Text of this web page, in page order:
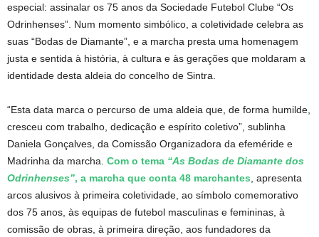
especial: assinalar os 75 anos da Sociedade Futebol Clube “Os
Odrinhenses”. Num momento simbólico, a coletividade celebra as
suas “Bodas de Diamante”, e a marcha presta uma homenagem
justa e sentida à história, à cultura e às gerações que moldaram a
identidade desta aldeia do concelho de Sintra.
“Esta data marca o percurso de uma aldeia que, de forma humilde,
cresceu com trabalho, dedicação e espírito coletivo”, sublinha
Daniela Gonçalves, da Comissão Organizadora da efeméride e
Madrinha da marcha. Com o tema “As Bodas de Diamante dos
Odrinhenses”, a marcha que conta 48 marchantes , apresenta
arcos alusivos à primeira coletividade, ao símbolo comemorativo
dos 75 anos, às equipas de futebol masculinas e femininas, à
comissão de obras, à primeira direção, aos fundadores da